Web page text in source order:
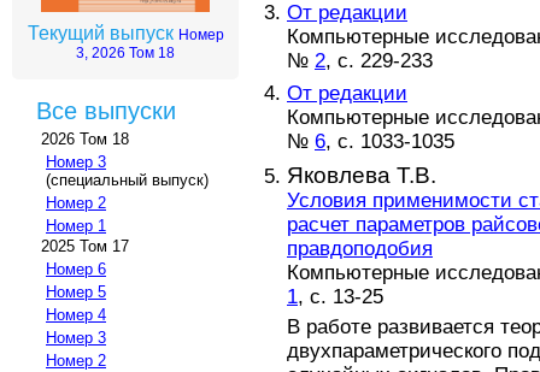
Текущий выпуск Номер
3, 2026 Том 18
Все выпуски
2026 Том 18
Номер 3
(специальный выпуск)
Номер 2
Номер 1
2025 Том 17
Номер 6
Номер 5
Номер 4
Номер 3
Номер 2
От редакции
Компьютерные
№ 2, с. 229-233
От редакции
Компьютерные
№ 6, с. 1033-1035
Яковлева Т.В.
Условия применимости
расчет параметров
правдоподобия
Компьютерные
1, с. 13-25
В работе развивается
двухпараметрического